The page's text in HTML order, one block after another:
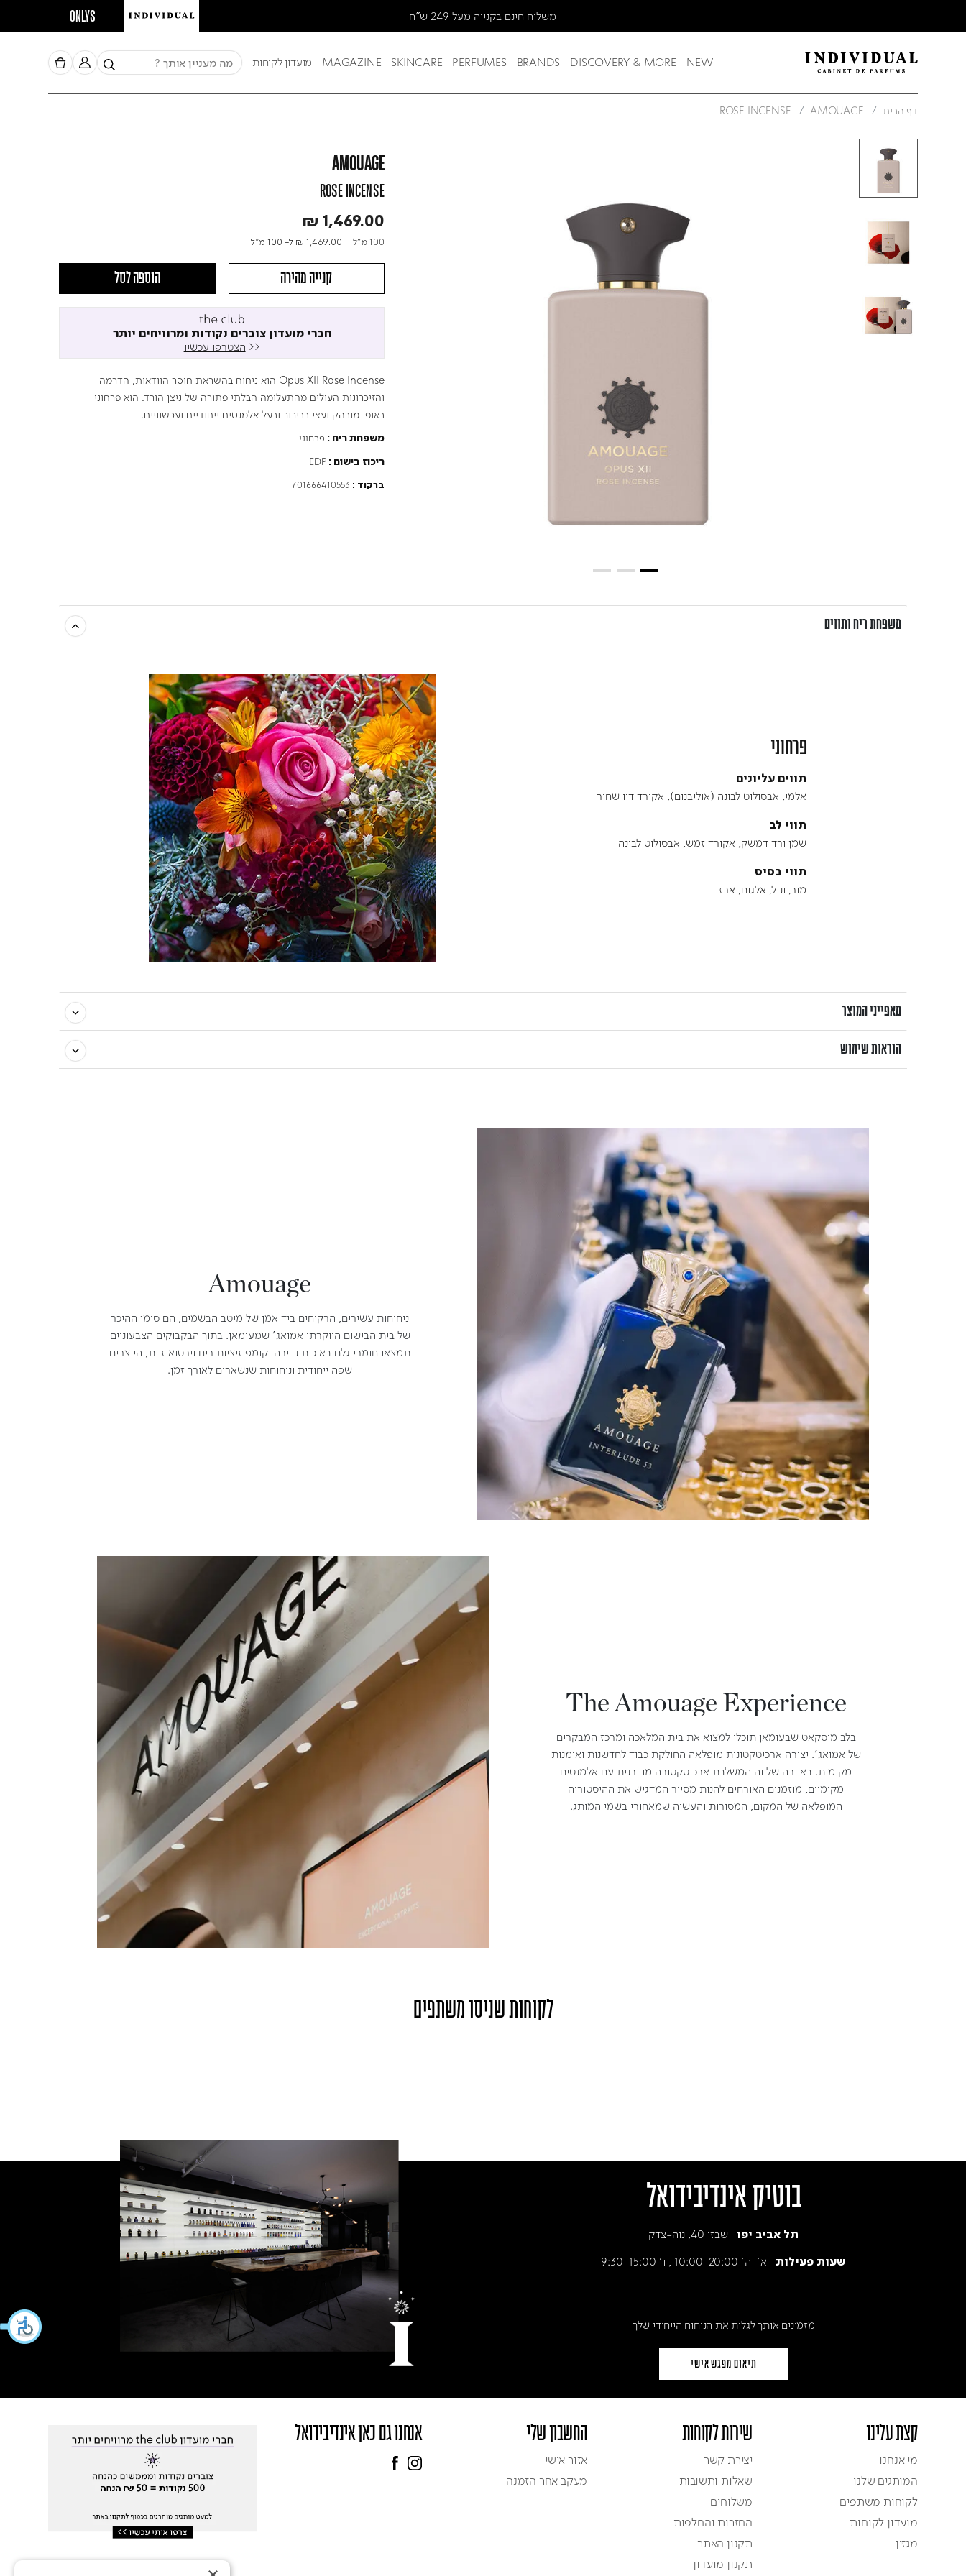
חברי מועדון צוברים
ONLYS
NEW
DISCOVERY & MORE
BRANDS
PERFUMES
SKINCARE
MAGAZINE מועדון לקוחות
דף הבית AMOUAGE
ROSE INCENSE
AMOUAGE
ROSE INCENSE
₪ 1,469.00
100 מ"ל [
₪ 1,469.00 ל- 100 מ"ל ]
קנייה מהירה הוספה לסל
חברי מועדון צוברים נקודות ומרוויחים יותר
<< הצטרפו עכשיו
Opus XII Rose Incense הוא ניחוח בהשראת חוסר הוודאות, הדרמה
והזיכרונות העולים מהתעלומה הבלתי פתורה של ניצן הורד. הוא פרחוני
באופן מובהק ועצי בבירור ובעל אלמנטים ייחודיים ועכשוויים.
משפחת ריח : פרחוני
ריכוז בישום :EDP
ברקוד : 701666410553
משפחת ריח ותווים
פרחוני
תווים עליונים
אלמי, אבסולוט לבונה (אוליבנום), אקורד דיו שחור
תווי לב
שמן ורד דמשק, אקורד זמש, אבסולוט לבונה
תווי בסיס
מור, וניל, אלגום, ארז
מאפייני המוצר
הוראות שימוש
Amouage
ניחוחות עשירים, הרקוחים ביד אמן של מיטב הבשמים, הם סימן ההיכר
של בית הבישום היוקרתי אמואג' שמעומאן. בתוך הבקבוקים הצבעוניים
תמצאו חומרי גלם באיכות נדירה וקומפוזיציות ריח וירטואוזיות, היוצרים
שפה ייחודית וניחוחות שנשארים לאורך זמן.
The Amouage Experience
בלב מוסקאט שבעומאן תוכלו למצוא את בית המלאכה ומרכז המבקרים
של אמואג'. יצירה ארכיטקטונית מופלאה החולקת כבוד לחדשנות ואומנות
מקומית. באוירה שלווה המשלבת ארכיטקטורה מודרנית עם אלמנטים
מקומיים, מוזמנים האורחים להנות מסיור המדגיש את ההיסטוריה
המופלאה של המקום, המסורות והעשיה שמאחורי בשמי המותג.
לקוחות שניסו משתפים
בוטיק אינדיבידואל
תל אביב יפו שבזי 40, נוה-צדק
שעות פעילות א׳-ה׳ 10:00-20:00 , ו' 9:30-15:00
מזמינים אותך לגלות את הניחוח הייחודי שלך
תיאום מפגש אישי
קצת עלינו
מי אנחנו
המותגים שלנו
לקוחות משתפים
מועדון לקוחות
מגזין
שירות לקוחות
יצירת קשר
שאלות ותשובות
משלוחים
החזרות והחלפות
תקנון האתר
תקנון מועדון
החשבון שלי
אזור אישי
מעקב אחר הזמנה
אנחנו גם כאן אינדיבידואל